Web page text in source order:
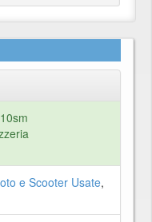
e Scooter Usate,